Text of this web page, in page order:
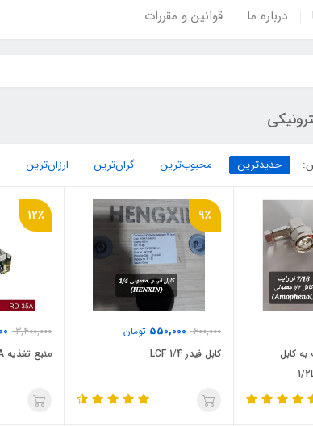
درباره ما قوانین و مقررات
جدیدترین محبوب‌ترین گران‌ترین ارزان‌ترین
رایت به کابل
9٪
600,000
550,000 تومان
کابل فیدر 1/4 LCF
12٪
3,400,000
منبع تغذیه RD-35A